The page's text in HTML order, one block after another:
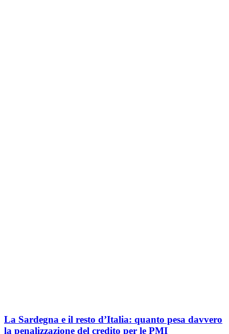
La Sardegna e il resto d’Italia: quanto pesa davvero
la penalizzazione del credito per le PMI